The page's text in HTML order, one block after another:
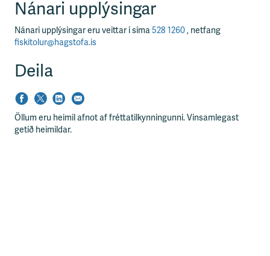
Nánari upplýsingar
Nánari upplýsingar eru veittar í síma528 1260, netfang
fiskitolur@hagstofa.is
Deila
Öllum eru heimil afnot af fréttatilkynningunni. Vinsamlegast
getið heimildar.